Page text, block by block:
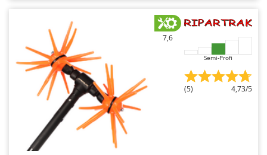
7,6
Semi-Profi
(5) 4,73/5